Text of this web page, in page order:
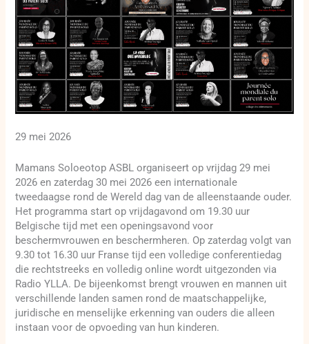
29 mei 2026
Mamans Soloeotop ASBL organiseert op vrijdag 29 mei
2026 en zaterdag 30 mei 2026 een internationale
tweedaagse rond de Wereld dag van de alleenstaande ouder.
Het programma start op vrijdagavond om 19.30 uur
Belgische tijd met een openingsavond voor
beschermvrouwen en beschermheren. Op zaterdag volgt van
9.30 tot 16.30 uur Franse tijd een volledige conferentiedag
die rechtstreeks en volledig online wordt uitgezonden via
Radio YLLA. De bijeenkomst brengt vrouwen en mannen uit
verschillende landen samen rond de maatschappelijke,
juridische en menselijke erkenning van ouders die alleen
instaan voor de opvoeding van hun kinderen.